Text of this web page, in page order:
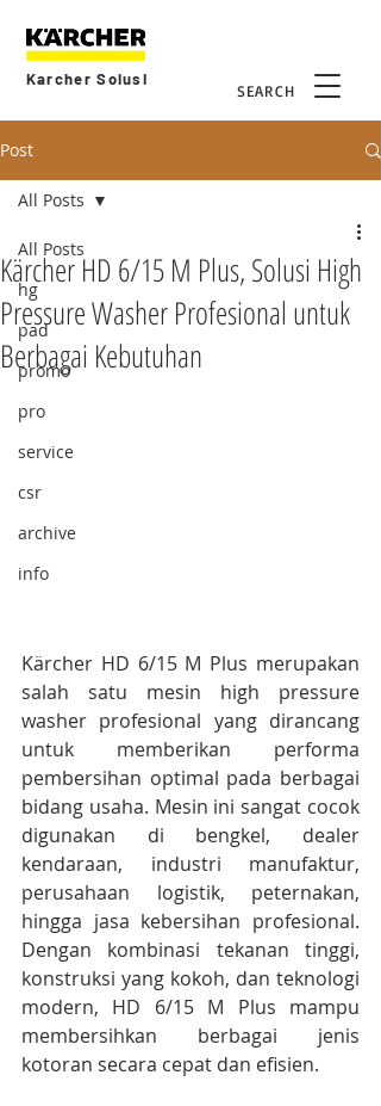
SEARCH
Karcher Solusi
Post
All Posts
hg
pad
promo
pro
service
csr
archive
info
All Posts
Kärcher HD 6/15 M Plus, Solusi High
Pressure Washer Profesional untuk
Berbagai Kebutuhan
Kärcher HD 6/15 M Plus merupakan
salah satu mesin high pressure
washer profesional yang dirancang
untuk memberikan performa
pembersihan optimal pada berbagai
bidang usaha. Mesin ini sangat cocok
digunakan di bengkel, dealer
kendaraan, industri manufaktur,
perusahaan logistik, peternakan,
hingga jasa kebersihan profesional.
Dengan kombinasi tekanan tinggi,
konstruksi yang kokoh, dan teknologi
modern, HD 6/15 M Plus mampu
membersihkan berbagai jenis
kotoran secara cepat dan efisien.